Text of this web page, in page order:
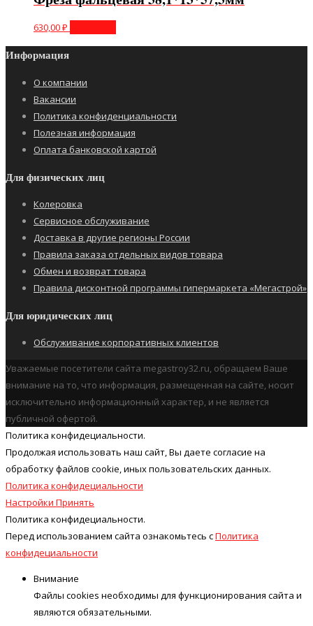
630,00₽
Информация
О компании
Вакансии
Политика конфиденциальности
Полезная информация
Оплата банковской картой
Для физических лиц
Колеровка
Сервисное обслуживание
Доставка в другие регионы России
Правила заказа отдельных видов товара
Обмен и возврат товара
Правила дисконтной программы гипермаркета «Мегастрой»
Для юридических лиц
Обслуживание корпоративных клиентов
Уважаемые посетители сайта megastroy32.ru, обращаем Ваше
внимание на то, что информация, размещенная на сайте, носит
исключительно информационный характер, и не является
публичной офертой.
Политика конфидециальности.
Продолжая использовать наш cайт, Вы даете согласие на
обработку файлов cookie, иных пользовательских данных.
Политика конфидециальности
Настройки Принять
Политика конфидециальности.
Перед использованием сайта ознакомьтесь сПолитика
конфидециальности
Внимание
Файлы cookies необходимы для функционирования сайта и
являются обязательными.